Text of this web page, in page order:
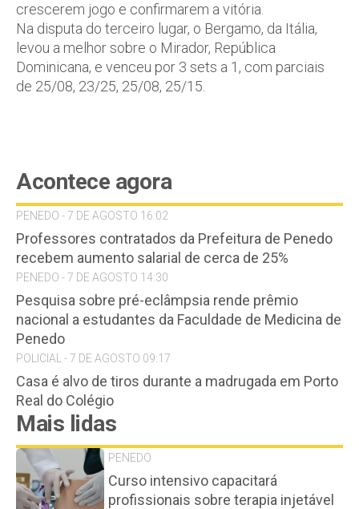
crescerem jogo e confirmarem a vitória.
Na disputa do terceiro lugar, o Bergamo, da Itália,
levou a melhor sobre o Mirador, República
Dominicana, e venceu por 3 sets a 1, com parciais
de 25/08, 23/25, 25/08, 25/15.
Acontece agora
PENEDO - 7 DE AGOSTO 16:02
Professores contratados da Prefeitura de Penedo
recebem aumento salarial de cerca de 25%
PENEDO - 7 DE AGOSTO 14:30
Pesquisa sobre pré-eclâmpsia rende prêmio
nacional a estudantes da Faculdade de Medicina de
Penedo
POLICIAL - 7 DE AGOSTO 09:17
Casa é alvo de tiros durante a madrugada em Porto
Real do Colégio
Mais lidas
PENEDO
Curso intensivo capacitará
profissionais sobre terapia injetável